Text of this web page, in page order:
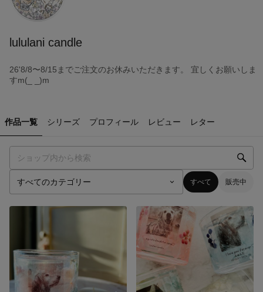
lululani candle
26'8/8〜8/15までご注文のお休みいただきます。 宜しくお願いしま
すm(_ _)m
作品一覧 シリーズ プロフィール レビュー レター
すべて 販売中